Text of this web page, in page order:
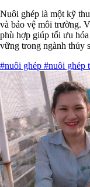
Nuôi ghép là một kỹ
và bảo vệ môi trường.
phù hợp giúp tối ưu
vững trong ngành thủy
#nuôi ghép #nuôi ghép